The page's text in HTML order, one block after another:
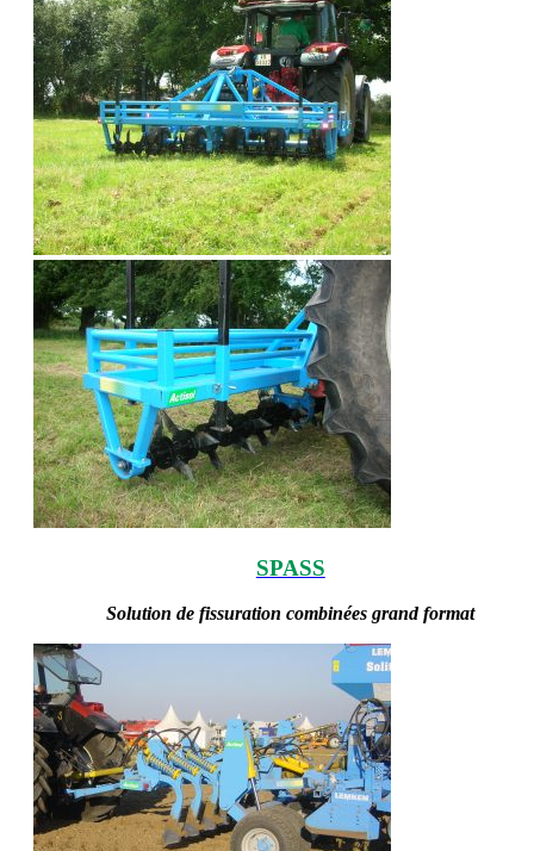
SPASS
Solution de fissuration combinées grand format